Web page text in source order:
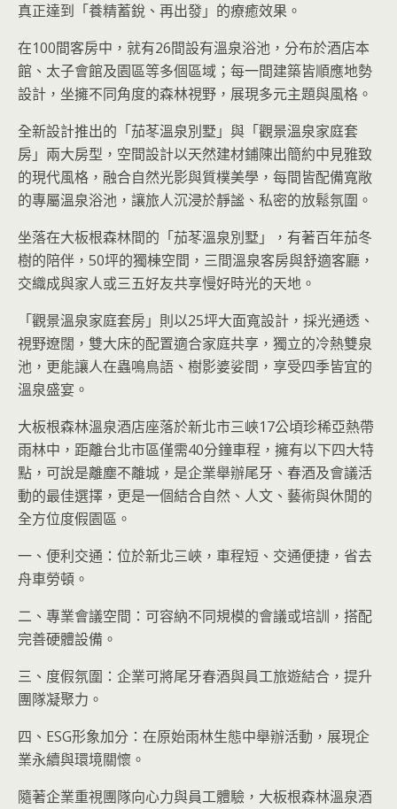
真正達到「養精蓄銳、再出發」的療癒效果。
在100間客房中，就有26間設有溫泉浴池，分布於酒店本
館、太子會館及園區等多個區域；每一間建築皆順應地勢
設計，坐擁不同角度的森林視野，展現多元主題與風格。
全新設計推出的「茄苳溫泉別墅」與「觀景溫泉家庭套
房」兩大房型，空間設計以天然建材鋪陳出簡約中見雅致
的現代風格，融合自然光影與質樸美學，每間皆配備寬敞
的專屬溫泉浴池，讓旅人沉浸於靜謐、私密的放鬆氛圍。
坐落在大板根森林間的「茄苳溫泉別墅」，有著百年茄冬
樹的陪伴，50坪的獨棟空間，三間溫泉客房與舒適客廳，
交織成與家人或三五好友共享慢好時光的天地。
「觀景溫泉家庭套房」則以25坪大面寬設計，採光通透、
視野遼闊，雙大床的配置適合家庭共享，獨立的冷熱雙泉
池，更能讓人在蟲鳴鳥語、樹影婆娑間，享受四季皆宜的
溫泉盛宴。
大板根森林溫泉酒店座落於新北市三峽17公頃珍稀亞熱帶
雨林中，距離台北市區僅需40分鐘車程，擁有以下四大特
點，可說是離塵不離城，是企業舉辦尾牙、春酒及會議活
動的最佳選擇，更是一個結合自然、人文、藝術與休閒的
全方位度假園區。
一、便利交通：位於新北三峽，車程短、交通便捷，省去
舟車勞頓。
二、專業會議空間：可容納不同規模的會議或培訓，搭配
完善硬體設備。
三、度假氛圍：企業可將尾牙春酒與員工旅遊結合，提升
團隊凝聚力。
四、ESG形象加分：在原始雨林生態中舉辦活動，展現企
業永續與環境關懷。
隨著企業重視團隊向心力與員工體驗，大板根森林溫泉酒